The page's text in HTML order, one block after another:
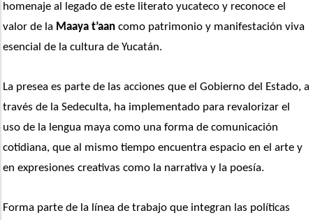
homenaje al legado de este literato yucateco y reconoce el
valor de la Maaya t’aan como patrimonio y manifestación viva
esencial de la cultura de Yucatán.
La presea es parte de las acciones que el Gobierno del Estado, a
través de la Sedeculta, ha implementado para revalorizar el
uso de la lengua maya como una forma de comunicación
cotidiana, que al mismo tiempo encuentra espacio en el arte y
en expresiones creativas como la narrativa y la poesía.
Forma parte de la línea de trabajo que integran las políticas